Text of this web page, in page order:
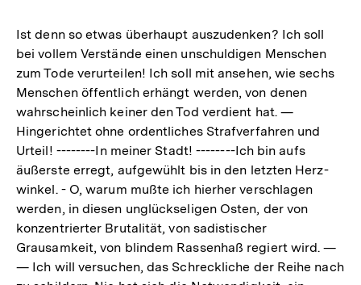
Ist denn so etwas überhaupt auszudenken? Ich soll
bei vollem Verstände einen unschuldigen Menschen
zum Tode verurteilen! Ich soll mit ansehen, wie sechs
Menschen öffentlich erhängt werden, von denen
wahrscheinlich keiner den Tod verdient hat. —
Hingerichtet ohne ordentliches Strafverfahren und
Urteil! --------In meiner Stadt! --------Ich bin aufs
äußerste erregt, aufgewühlt bis in den letzten Herz-
winkel. - O, warum mußte ich hierher verschlagen
werden, in diesen unglückseligen Osten, der von
konzentrierter Brutalität, von sadistischer
Grausamkeit, von blindem Rassenhaß regiert wird. —
— Ich will versuchen, das Schreckliche der Reihe nach